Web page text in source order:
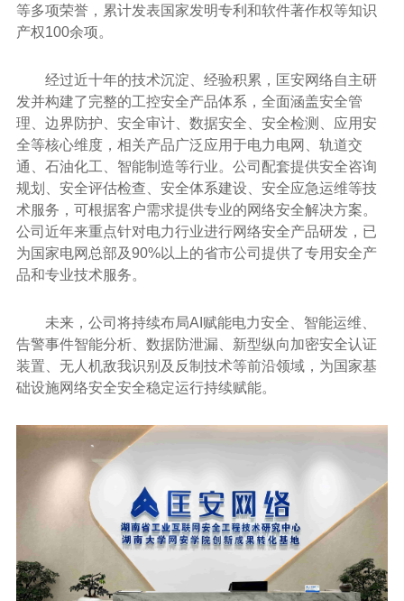
等多项荣誉，累计发表国家发明专利和软件著作权等知识
产权100余项。
经过近十年的技术沉淀、经验积累，匡安网络自主研
发并构建了完整的工控安全产品体系，全面涵盖安全管
理、边界防护、安全审计、数据安全、安全检测、应用安
全等核心维度，相关产品广泛应用于电力电网、轨道交
通、石油化工、智能制造等行业。公司配套提供安全咨询
规划、安全评估检查、安全体系建设、安全应急运维等技
术服务，可根据客户需求提供专业的网络安全解决方案。
公司近年来重点针对电力行业进行网络安全产品研发，已
为国家电网总部及90%以上的省市公司提供了专用安全产
品和专业技术服务。
未来，公司将持续布局AI赋能电力安全、智能运维、
告警事件智能分析、数据防泄漏、新型纵向加密安全认证
装置、无人机敌我识别及反制技术等前沿领域，为国家基
础设施网络安全安全稳定运行持续赋能。